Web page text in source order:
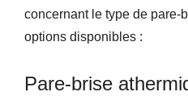
concernant le type de pare-
options disponibles :
Pare-brise